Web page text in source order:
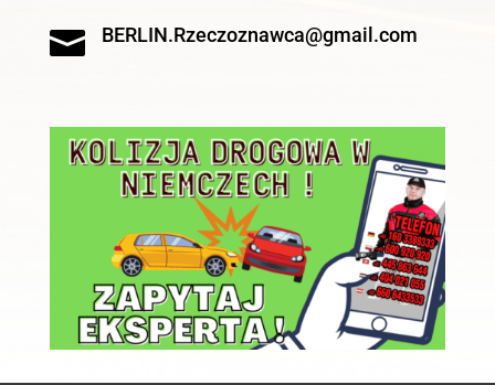
 BERLIN.Rzeczoznawca@gmail.com